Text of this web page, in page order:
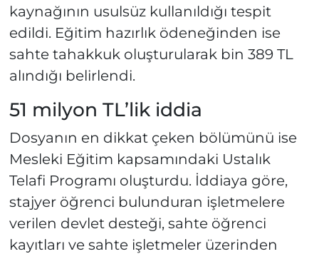
kaynağının usulsüz kullanıldığı tespit
edildi. Eğitim hazırlık ödeneğinden ise
sahte tahakkuk oluşturularak bin 389 TL
alındığı belirlendi.
51 milyon TL’lik iddia
Dosyanın en dikkat çeken bölümünü ise
Mesleki Eğitim kapsamındaki Ustalık
Telafi Programı oluşturdu. İddiaya göre,
stajyer öğrenci bulunduran işletmelere
verilen devlet desteği, sahte öğrenci
kayıtları ve sahte işletmeler üzerinden